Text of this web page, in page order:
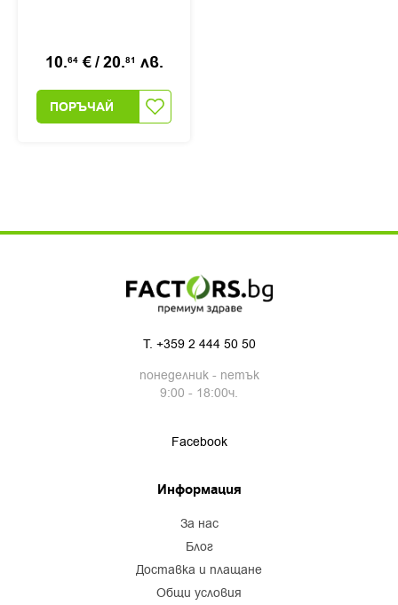
10.64 €/20.81 лв.
ПОРЪЧАЙ
T. +359 2 444 50 50
понеделник - петък
9:00 - 18:00ч.
Facebook
Информация
за нас
блог
доставка и плащане
общи условия